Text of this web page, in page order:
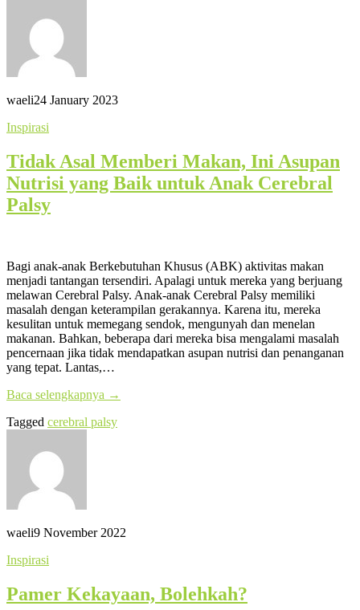
waeli24 January 2023
Inspirasi
Tidak Asal Memberi Makan, Ini Asupan
Nutrisi yang Baik untuk Anak Cerebral
Palsy
Bagi anak-anak Berkebutuhan Khusus (ABK) aktivitas makan
menjadi tantangan tersendiri. Apalagi untuk mereka yang berjuang
melawan Cerebral Palsy. Anak-anak Cerebral Palsy memiliki
masalah dengan keterampilan gerakannya. Karena itu, mereka
kesulitan untuk memegang sendok, mengunyah dan menelan
makanan. Bahkan, beberapa dari mereka bisa mengalami masalah
pencernaan jika tidak mendapatkan asupan nutrisi dan penanganan
yang tepat. Lantas,…
Baca selengkapnya →
Tagged cerebral palsy
waeli9 November 2022
Inspirasi
Pamer Kekayaan, Bolehkah?